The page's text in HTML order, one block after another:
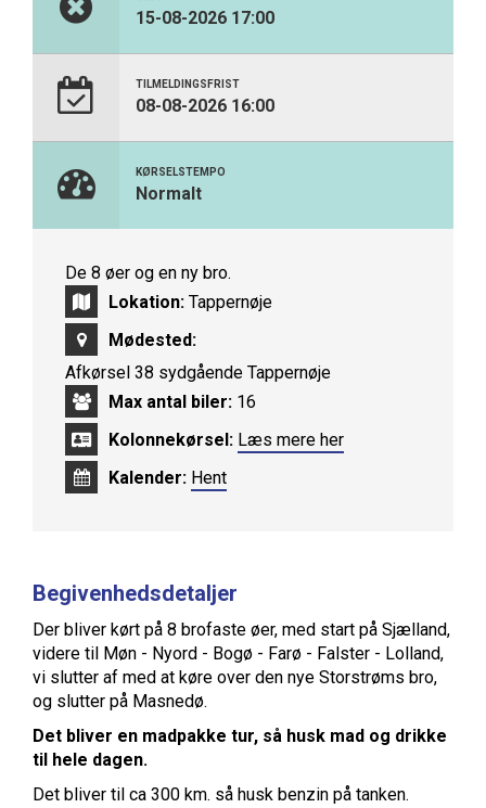
15-08-2026 17:00
TILMELDINGSFRIST
08-08-2026 16:00
KØRSELSTEMPO
Normalt
De 8 øer og en ny bro.
Lokation: Tappernøje
Mødested:
Afkørsel 38 sydgående Tappernøje
Max antal biler: 16
Kolonnekørsel: Læs mere her
Kalender: Hent
Begivenhedsdetaljer
Der bliver kørt på 8 brofaste øer, med start på Sjælland,
videre til Møn - Nyord - Bogø - Farø - Falster - Lolland,
vi slutter af med at køre over den nye Storstrøms bro,
og slutter på Masnedø.
Det bliver en madpakke tur, så husk mad og drikke
til hele dagen.
Det bliver til ca 300 km. så husk benzin på tanken.